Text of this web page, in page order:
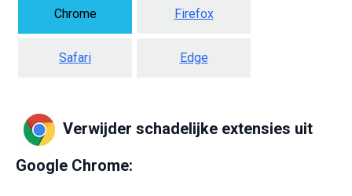
Chrome Firefox
Safari Edge
Verwijder schadelijke extensies uit
Google Chrome: